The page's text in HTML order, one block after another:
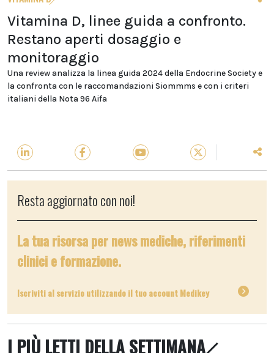
Vitamina D, linee guida a confronto.
Restano aperti dosaggio e
monitoraggio
Una review analizza la linea guida 2024 della Endocrine Society e
la confronta con le raccomandazioni Siommms e con i criteri
italiani della Nota 96 Aifa
Resta aggiornato con noi!
La tua risorsa per news mediche, riferimenti
clinici e formazione.
Iscriviti al servizio utilizzando il tuo account Medikey
I PIÙ LETTI DELLA SETTIMANA